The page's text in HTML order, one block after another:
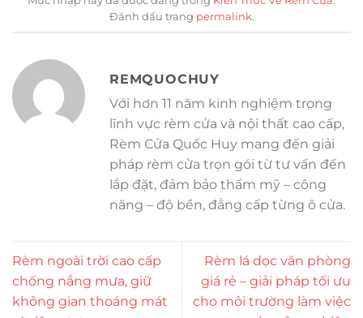
Đánh dấu trang permalink.
REMQUOCHUY
Với hơn 11 năm kinh nghiệm trong
lĩnh vực rèm cửa và nội thất cao cấp,
Rèm Cửa Quốc Huy mang đến giải
pháp rèm cửa trọn gói từ tư vấn đến
lắp đặt, đảm bảo thẩm mỹ – công
năng – độ bền, đẳng cấp từng ô cửa.
Rèm ngoài trời cao cấp
chống nắng mưa, giữ
không gian thoáng mát
Rèm lá dọc văn phòng
giá rẻ – giải pháp tối ưu
cho môi trường làm việc